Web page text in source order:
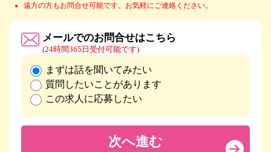
遠方の方もお問合せ可能です。お気軽にご連絡ください。
メールでのお問合せはこちら
(24時間365日受付可能です)
まずは話を聞いてみたい
質問したいことがあります
この求人に応募したい
次へ進む